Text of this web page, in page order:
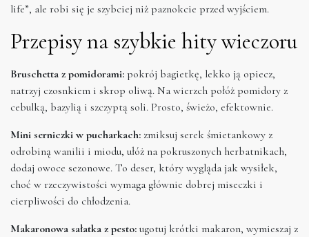
life”, ale robi się je szybciej niż paznokcie przed wyjściem.
Przepisy na szybkie hity wieczoru
Bruschetta z pomidorami: pokrój bagietkę, lekko ją opiecz,
natrzyj czosnkiem i skrop oliwą. Na wierzch połóż pomidory z
cebulką, bazylią i szczyptą soli. Prosto, świeżo, efektownie.
Mini serniczki w pucharkach: zmiksuj serek śmietankowy z
odrobiną wanilii i miodu, ułóż na pokruszonych herbatnikach,
dodaj owoce sezonowe. To deser, który wygląda jak wysiłek,
choć w rzeczywistości wymaga głównie dobrej miseczki i
cierpliwości do chłodzenia.
Makaronowa sałatka z pesto: ugotuj krótki makaron, wymieszaj z